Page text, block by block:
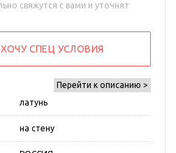
Перейти к описанию >
латунь
на стену
свяжутся с вами и уточнят
СПЕЦ УСЛОВИЯ